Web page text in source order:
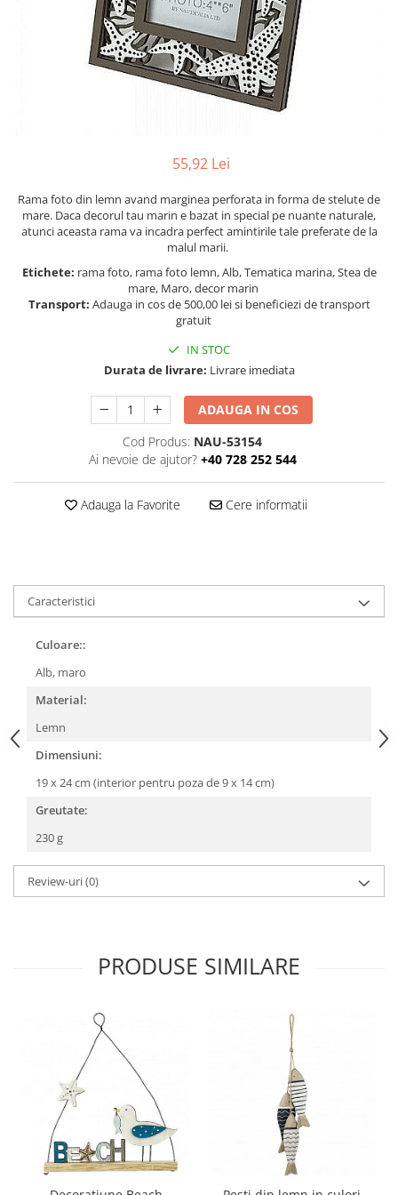
Barci, vapoare, ambarcatiuni
Decoratiuni care se agata
55,92 Lei
Rama foto din lemn avand marginea perforata in forma de stelute de
mare. Daca decorul tau marin e bazat in special pe nuante naturale,
atunci aceasta rama va incadra perfect amintirile tale preferate de la
malul marii.
Etichete: rama foto, rama foto lemn, Alb, Tematica marina, Stea de
mare, Maro, decor marin
Transport: Adauga in cos de 500,00 lei si beneficiezi de transport
gratuit
IN STOC
Durata de livrare: Livrare imediata
ADAUGA IN COS
Cod Produs: NAU-53154
Ai nevoie de ajutor? +40 728 252 544
Adauga la Favorite Cere informatii
Caracteristici
Culoare::
Alb, maro
Material:
Lemn
Dimensiuni:
19 x 24 cm (interior pentru poza de 9 x 14 cm)
Greutate:
230 g
Review-uri(0)
PRODUSE SIMILARE